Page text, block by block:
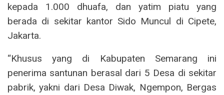
kepada 1.000 dhuafa, dan yatim piatu yang
berada di sekitar kantor Sido Muncul di Cipete,
Jakarta.
“Khusus yang di Kabupaten Semarang ini
penerima santunan berasal dari 5 Desa di sekitar
pabrik, yakni dari Desa Diwak, Ngempon, Bergas